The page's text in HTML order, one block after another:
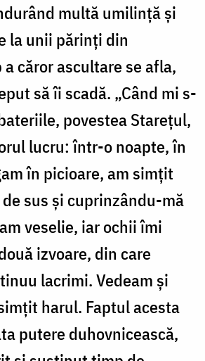
multă umilință și
la unii părinți din
căror ascultare se afla,
să îi scadă. „Când mi s-
povestea Starețul,
lucru: într-o noapte, în
în picioare, am simțit
sus și cuprinzându-mă
veselie, iar ochii îmi
izvoare, din care
lacrimi. Vedeam și
harul. Faptul acesta
putere duhovnicească,